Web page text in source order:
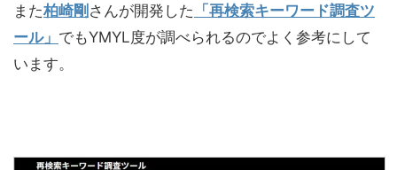
また柏崎剛 さんが開発した 「再検索キーワード調査ツ
ール」 でもYMYL度が調べられるのでよく参考にして
います。